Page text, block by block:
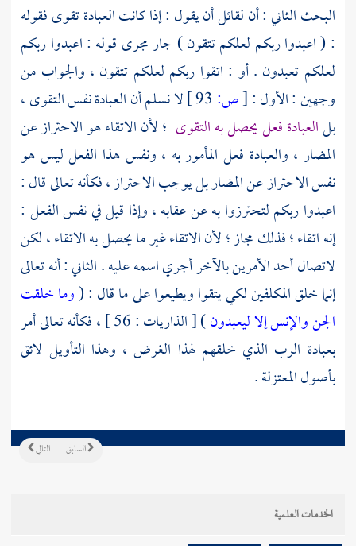
البحث الثاني : أن لقائل أن يقول : إذا كانت العبادة تقوى فقوله
: ( اعبدوا ربكم لعلكم تتقون ) جار مجرى قوله : اعبدوا ربكم
لعلكم تعبدون . أو : اتقوا ربكم لعلكم تتقون ، والجواب من
وجهين : الأول :[ص:
لا نسلم أن العبادة نفس التقوى ،
بلالعبادة فعل يحصل به التقوى ؛ لأن الاتقاء هو الاحتراز عن
المضار ، والعبادة فعل المأمور به ، ونفس هذا الفعل ليس هو
نفس الاحتراز عن المضار بل يوجب الاحتراز ، فكأنه تعالى قال :
اعبدوا ربكم لتحترزوا به عن عقابه ، وإذا قيل في نفس الفعل :
إنه اتقاء ؛ فذلك مجاز ؛ لأن الاتقاء غير ما يحصل به الاتقاء ، لكن
لاتصال أحد الأمرين بالآخر أجري اسمه عليه . الثاني : أنه تعالى
إنما خلق المكلفين لكي يتقوا ويطيعوا على ما قال : (وما خلقت
الجن والإنس إلا ليعبدون
) [ الذاريات : 56 ] ، فكأنه تعالى أمر
بعبادة الرب الذي خلقهم لهذا الغرض ، وهذا التأويل لائق
بأصولالمعتزلة.
التالي السابق
الخدمات العلمية